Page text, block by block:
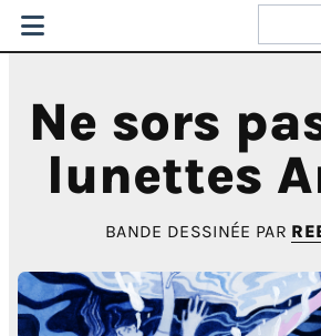
Ne sors
lunettes
BANDE DESSINÉE PAR